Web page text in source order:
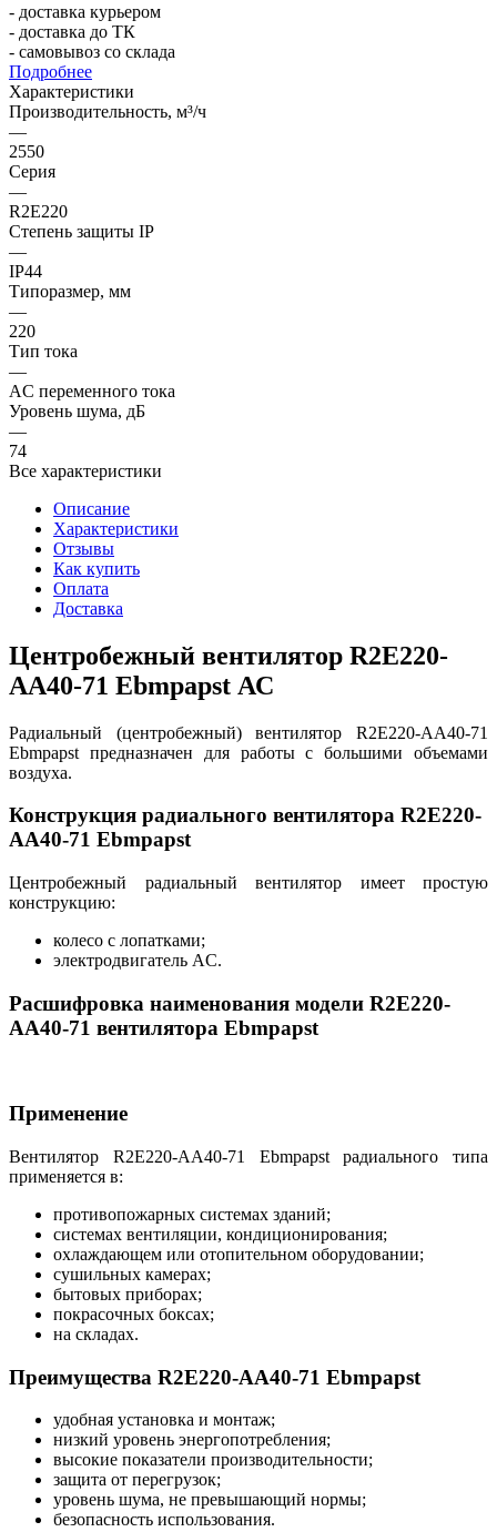
- доставка курьером
- доставка до ТК
- самовывоз со склада
Подробнее
Характеристики
Производительность, м³/ч
—
2550
Серия
—
R2E220
Степень защиты IP
—
IP44
Типоразмер, мм
—
220
Тип тока
—
AC переменного тока
Уровень шума, дБ
—
74
Все характеристики
Описание
Характеристики
Отзывы
Как купить
Оплата
Доставка
Центробежный вентилятор R2E220-
AA40-71 Ebmpapst АС
Радиальный (центробежный) вентилятор R2E220-AA40-71
Ebmpapst предназначен для работы с большими объемами
воздуха.
Конструкция радиального вентилятора R2E220-
AA40-71 Ebmpapst
Центробежный радиальный вентилятор имеет простую
конструкцию:
колесо с лопатками;
электродвигатель AC.
Расшифровка наименования модели R2E220-
AA40-71 вентилятора Ebmpapst
Применение
Вентилятор R2E220-AA40-71 Ebmpapst радиального типа
применяется в:
противопожарных системах зданий;
системах вентиляции, кондиционирования;
охлаждающем или отопительном оборудовании;
сушильных камерах;
бытовых приборах;
покрасочных боксах;
на складах.
Преимущества R2E220-AA40-71 Ebmpapst
удобная установка и монтаж;
низкий уровень энергопотребления;
высокие показатели производительности;
защита от перегрузок;
уровень шума, не превышающий нормы;
безопасность использования.